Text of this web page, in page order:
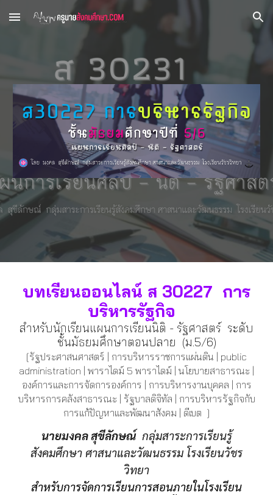
Skip to main content Skip to navigation
บทเรียนออนไลน์ ส 30227 การ
บริหารรัฐกิจ
สำหรับนักเรียนแผนการเรียนนิติ - รัฐศาสตร์ ระดับ
ชั้นมัธยมศึกษาตอนปลาย (ม.5/6)
[รัฐประศาสนศาสตร์
การบริหารราชการแผ่นดิน | public
administration | พาราไดม์ 5 พาราไดม์ | นโยบายสาธารณะ |
องค์การและการจัดการองค์การ | การบริหารงานบุคคล | การ
บริหารการคลังสาธารณะ | รัฐบาลดิจิทัล | การบริหารรัฐกิจกับ
การแก้ปัญหาและพัฒนาสังคม | ดีเบต ]
นายมงคล สุขีลักษณ์กลุ่มสาระการเรียนรู้
สังคมศึกษา ศาสนาและวัฒนธรรม โรงเรียนวัชร
วิทยา
สำหรับการจัดการเรียนการสอนภายในโรงเรียน